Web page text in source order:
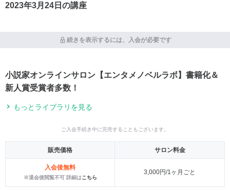
2023年3月24日の講座
続きを表示するには、入会が必要です
小説家オンラインサロン【エンタメノベルラボ】書籍化＆
新人賞受賞者多数！
もっとライブラリを見る
ご入会手続き中に完売することもございます。
販売価格 サロン料金
入会後無料
※退会後閲覧不可 詳細はこちら
3,000円/1ヶ月ごと